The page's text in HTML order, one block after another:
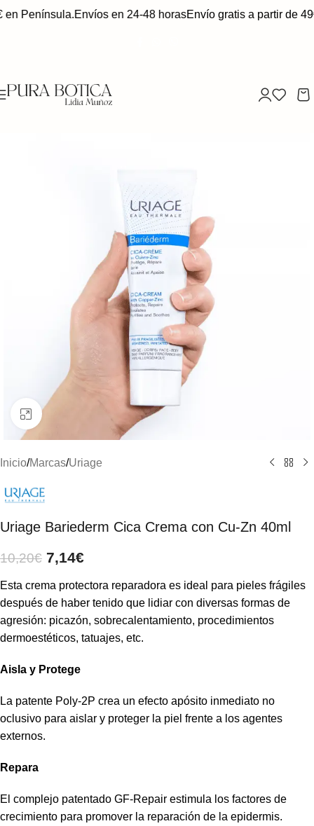
Península.Envíos en 24-48 horasEnvío gratis a partir de
Clic para ampliar
Inicio/Marcas/Uriage
Uriage Bariederm Cica Crema con Cu-Zn 40ml
10,20€ 7,14€
Esta crema protectora reparadora es ideal para pieles frágiles
después de haber tenido que lidiar con diversas formas de
agresión: picazón, sobrecalentamiento, procedimientos
dermoestéticos, tatuajes, etc.
Aisla y Protege
La patente Poly-2P crea un efecto apósito inmediato no
oclusivo para aislar y proteger la piel frente a los agentes
externos.
Repara
El complejo patentado GF-Repair estimula los factores de
crecimiento para promover la reparación de la epidermis.